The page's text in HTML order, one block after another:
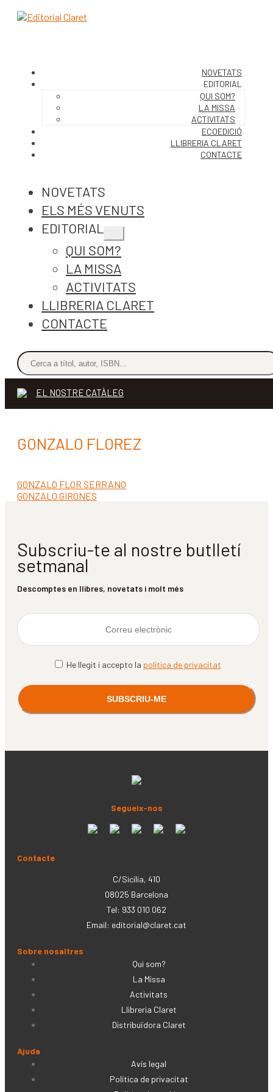
NOVETATS
EDITORIAL
QUI SOM?
LA MISSA
ACTIVITATS
ECOEDICIÓ
LLIBRERIA CLARET
CONTACTE
NOVETATS
ELS MÉS VENUTS
EDITORIAL
Expandeix
QUI SOM?
LA MISSA
ACTIVITATS
LLIBRERIA CLARET
CONTACTE
EL NOSTRE CATÀLEG
GONZALO FLOREZ
Navegació
d'entrades
Entrada
anterior:
GONZALO FLOR SERRANO
Pròxima
GONZALO GIRONES
Subscriu-te al nostre butlletí
setmanal
Descomptes en llibres, novetats i molt més
He llegit i accepto la política de privacitat
Segueix-nos
Contacte
C/Sicília, 410
08025 Barcelona
Tel: 933 010 062
Email: editorial@claret.cat
Sobre nosaltres
Qui som?
La Missa
Activitats
Llibreria Claret
Distribuïdora Claret
Ajuda
Avís legal
Política de privacitat